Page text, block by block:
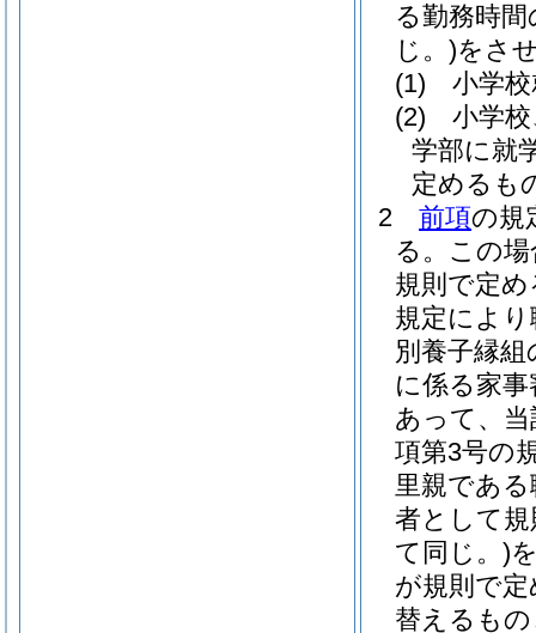
る勤務時
じ。)をさ
(1)
小学
(2)
小学
学部に就
定めるも
2
前項の規
る。 この
規則で定
規定によ
別養子縁
に係る家
あって、
項第3号の
里親であ
者として
て同じ。)
が規則で
替えるも